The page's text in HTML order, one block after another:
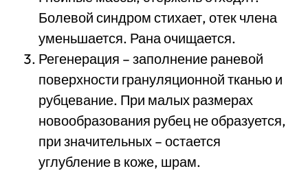
Болевой синдром стихает, отек члена
уменьшается. Рана очищается.
Регенерация – заполнение раневой
поверхности грануляционной тканью и
рубцевание. При малых размерах
новообразования рубец не образуется,
при значительных – остается
углубление в коже, шрам.